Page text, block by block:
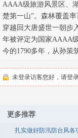
AAAA级旅游风景区、
楚第一山”。森林覆盖
穿越回大唐盛世一朝步
年被评定为国家AAAA
今的1790多年，从孙策
未登录访客您好，请登
更多推荐
扎实做好防汛防台风各